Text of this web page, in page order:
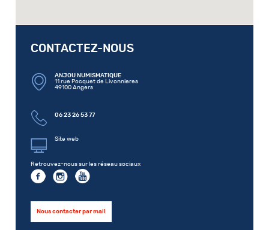
CONTACTEZ-NOUS
ANJOU NUMISMATIQUE
11 rue Pocquet de Livonnieres
49100 Angers
06 23 26 53 77
Site web
Retrouvez-nous sur les réseau sociaux
Nous contacter par mail